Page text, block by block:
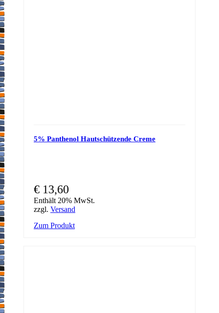
5% Panthenol Hautschützende Creme
€ 13,60
Enthält 20% MwSt.
zzgl. Versand
Zum Produkt